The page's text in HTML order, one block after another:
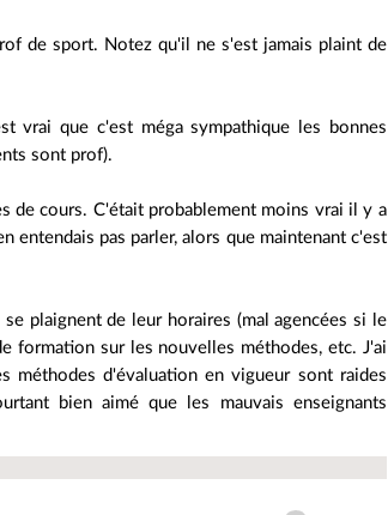
de sport. Notez qu'il ne s'est jamais plaint de
vrai que c'est méga sympathique les bonnes
sont prof).
de cours. C'était probablement moins vrai il y a
entendais pas parler, alors que maintenant c'est
plaignent de leur horaires (mal agencées si le
formation sur les nouvelles méthodes, etc. J'ai
d'évaluation en vigueur sont raides
bien aimé que les mauvais enseignants